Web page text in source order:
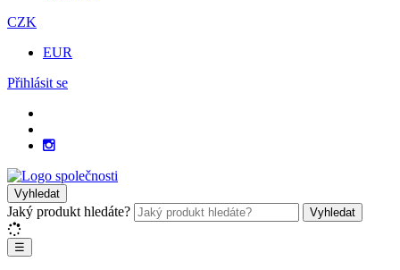
CZK
EUR
Přihlásit se
Vyhledat
Jaký produkt hledáte? Vyhledat
☰